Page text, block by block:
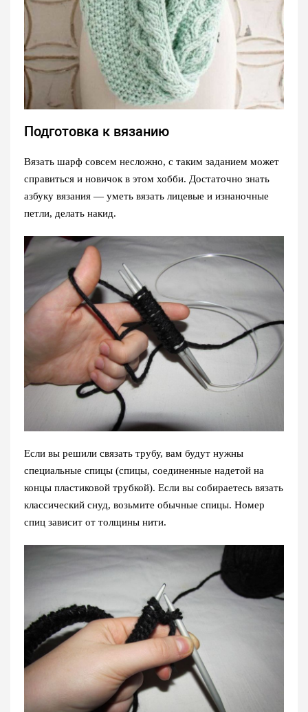
Подготовка к вязанию
Вязать шарф совсем несложно, с таким заданием может
справиться и новичок в этом хобби. Достаточно знать
азбуку вязания — уметь вязать лицевые и изнаночные
петли, делать накид.
Если вы решили связать трубу, вам будут нужны
специальные спицы (спицы, соединенные надетой на
концы пластиковой трубкой). Если вы собираетесь вязать
классический снуд, возьмите обычные спицы. Номер
спиц зависит от толщины нити.